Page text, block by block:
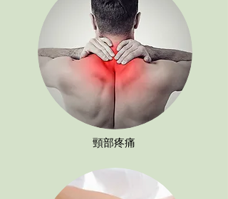
頸部疼痛